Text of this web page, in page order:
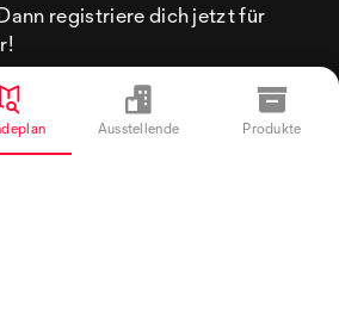
registriere dich jetzt für
Ausstellende Produkte